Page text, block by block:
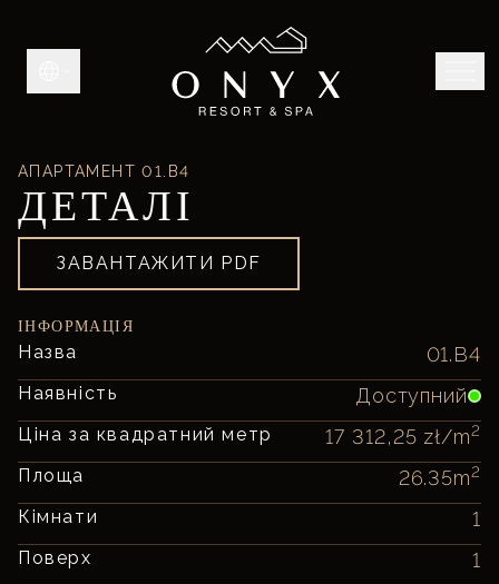
АПАРТАМЕНТ 01.B4
ДЕТАЛІ
ЗАВАНТАЖИТИ PDF
ІНФОРМАЦІЯ
Назва 01.B4
Наявність Доступний
Ціна за квадратний метр 17 312,25 zł/m2
Площа 26.35m2
Кімнати 1
Поверх 1